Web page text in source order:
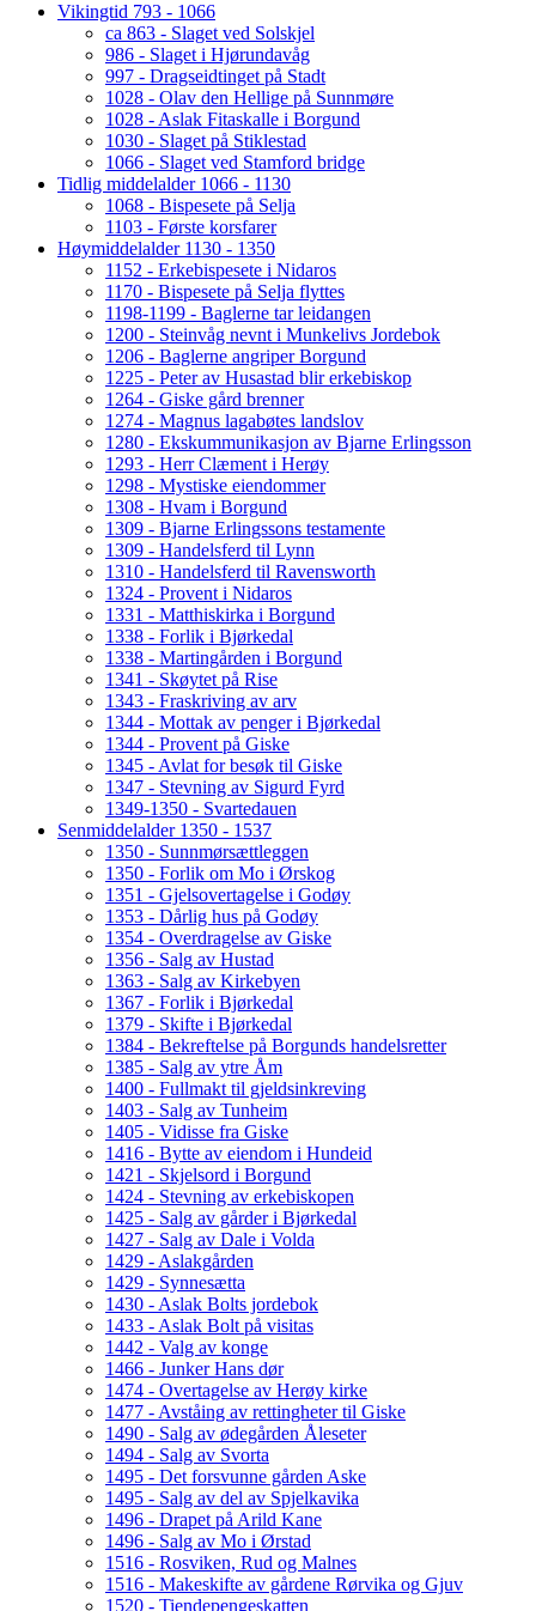
Vikingtid 793 - 1066
ca 863 - Slaget ved Solskjel
986 - Slaget i Hjørundavåg
997 - Dragseidtinget på Stadt
1028 - Olav den Hellige på Sunnmøre
1028 - Aslak Fitaskalle i Borgund
1030 - Slaget på Stiklestad
1066 - Slaget ved Stamford bridge
Tidlig middelalder 1066 - 1130
1068 - Bispesete på Selja
1103 - Første korsfarer
Høymiddelalder 1130 - 1350
1152 - Erkebispesete i Nidaros
1170 - Bispesete på Selja flyttes
1198-1199 - Baglerne tar leidangen
1200 - Steinvåg nevnt i Munkelivs Jordebok
1206 - Baglerne angriper Borgund
1225 - Peter av Husastad blir erkebiskop
1264 - Giske gård brenner
1274 - Magnus lagabøtes landslov
1280 - Ekskummunikasjon av Bjarne Erlingsson
1293 - Herr Clæment i Herøy
1298 - Mystiske eiendommer
1308 - Hvam i Borgund
1309 - Bjarne Erlingssons testamente
1309 - Handelsferd til Lynn
1310 - Handelsferd til Ravensworth
1324 - Provent i Nidaros
1331 - Matthiskirka i Borgund
1338 - Forlik i Bjørkedal
1338 - Martingården i Borgund
1341 - Skøytet på Rise
1343 - Fraskriving av arv
1344 - Mottak av penger i Bjørkedal
1344 - Provent på Giske
1345 - Avlat for besøk til Giske
1347 - Stevning av Sigurd Fyrd
1349-1350 - Svartedauen
Senmiddelalder 1350 - 1537
1350 - Sunnmørsættleggen
1350 - Forlik om Mo i Ørskog
1351 - Gjelsovertagelse i Godøy
1353 - Dårlig hus på Godøy
1354 - Overdragelse av Giske
1356 - Salg av Hustad
1363 - Salg av Kirkebyen
1367 - Forlik i Bjørkedal
1379 - Skifte i Bjørkedal
1384 - Bekreftelse på Borgunds handelsretter
1385 - Salg av ytre Åm
1400 - Fullmakt til gjeldsinkreving
1403 - Salg av Tunheim
1405 - Vidisse fra Giske
1416 - Bytte av eiendom i Hundeid
1421 - Skjelsord i Borgund
1424 - Stevning av erkebiskopen
1425 - Salg av gårder i Bjørkedal
1427 - Salg av Dale i Volda
1429 - Aslakgården
1429 - Synnesætta
1430 - Aslak Bolts jordebok
1433 - Aslak Bolt på visitas
1442 - Valg av konge
1466 - Junker Hans dør
1474 - Overtagelse av Herøy kirke
1477 - Avståing av rettingheter til Giske
1490 - Salg av ødegården Åleseter
1494 - Salg av Svorta
1495 - Det forsvunne gården Aske
1495 - Salg av del av Spjelkavika
1496 - Drapet på Arild Kane
1496 - Salg av Mo i Ørstad
1516 - Rosviken, Rud og Malnes
1516 - Makeskifte av gårdene Rørvika og Gjuv
1520 - Tiendepengeskatten